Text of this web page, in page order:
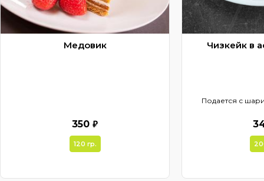
Медовик
350 ₽
120 гр.
Чизкейк в
Подается с